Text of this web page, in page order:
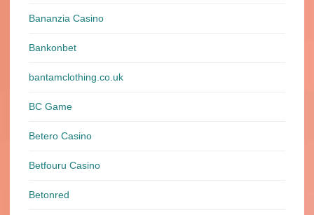
Bananzia Casino
Bankonbet
bantamclothing.co.uk
BC Game
Betero Casino
Betfouru Casino
Betonred